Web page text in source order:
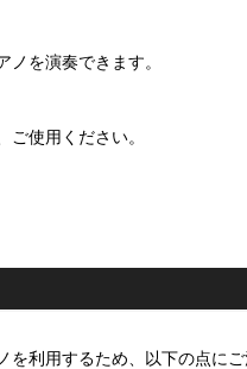
を演奏できます。
ご使用ください。
を利用するため、以下の点に